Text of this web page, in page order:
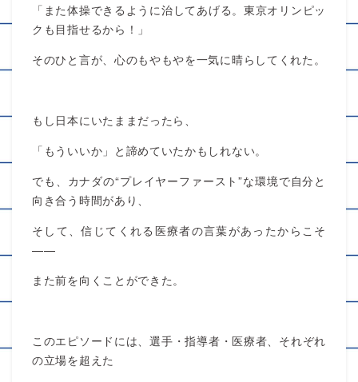
「また体操できるように治してあげる。東京オリンピッ
クも目指せるから！」
そのひと言が、心のもやもやを一気に晴らしてくれた。
もし日本にいたままだったら、
「もういいか」と諦めていたかもしれない。
でも、カナダの“プレイヤーファースト”な環境で自分と
向き合う時間があり、
そして、信じてくれる医療者の言葉があったからこそ
——
また前を向くことができた。
このエピソードには、選手・指導者・医療者、それぞれ
の立場を超えた